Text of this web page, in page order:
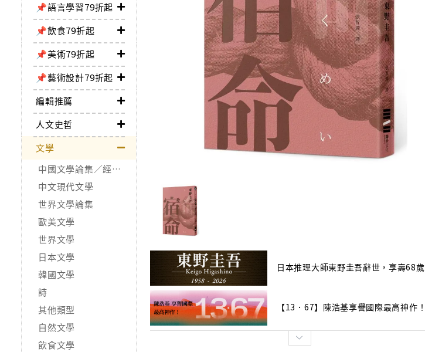
📌語言學習79折起
📌飲食79折起
📌美術79折起
📌藝術設計79折起
編輯推薦
人文史哲
文學
中國文學論集／經典作品
中文現代文學
世界文學論集
歐美文學
世界文學
日本文學
韓國文學
詩
其他類型
自然文學
飲食文學
日本推理大師東野圭吾辭世，享壽68歲
【13．67】陳浩基享譽國際最高神作！